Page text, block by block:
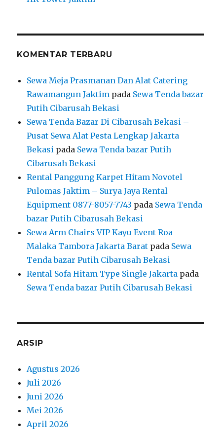
KOMENTAR TERBARU
Sewa Meja Prasmanan Dan Alat Catering
Rawamangun Jaktim pada Sewa Tenda bazar
Putih Cibarusah Bekasi
Sewa Tenda Bazar Di Cibarusah Bekasi –
Pusat Sewa Alat Pesta Lengkap Jakarta
Bekasi pada Sewa Tenda bazar Putih
Cibarusah Bekasi
Rental Panggung Karpet Hitam Novotel
Pulomas Jaktim – Surya Jaya Rental
Equipment 0877-8057-7743 pada Sewa Tenda
bazar Putih Cibarusah Bekasi
Sewa Arm Chairs VIP Kayu Event Roa
Malaka Tambora Jakarta Barat pada Sewa
Tenda bazar Putih Cibarusah Bekasi
Rental Sofa Hitam Type Single Jakarta pada
Sewa Tenda bazar Putih Cibarusah Bekasi
ARSIP
Agustus 2026
Juli 2026
Juni 2026
Mei 2026
April 2026